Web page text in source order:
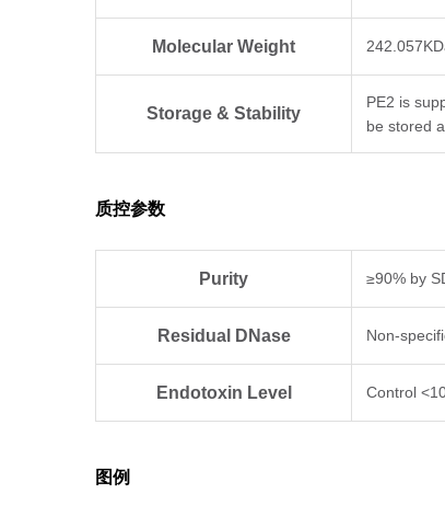
Molecular Weight
Storage & Stability
PE2 is
be stored
质控参数
Purity ≥90% by
Residual DNase Non-
Endotoxin Level Control
图例